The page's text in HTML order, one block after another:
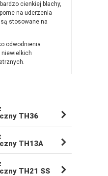
cienkiej blachy,
na uderzenia
stosowane na
odwodnienia
TH36
TH13A
TH21 SS